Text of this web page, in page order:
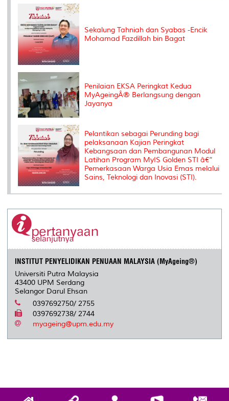
Sekalung Tahniah dan Syabas -Encik
Mohamad Fazdillah bin Bagat
Penilaian EKSA Peringkat Kedua
MyAgeingÂ® Berlangsung dengan
Jayanya
Pelantikan sebagai Perunding bagi
pelaksanaan Kajian Peringkat
Kebangsaan dan Pembangunan Modul
Latihan Program MyIS Golden STI â€“
Pemerkasaan Warga Usia Emas melalui
Sains, Teknologi dan Inovasi (STI).
INSTITUT PENYELIDIKAN PENUAAN MALAYSIA (MyAgeing®)
Universiti Putra Malaysia
43400 UPM Serdang
Selangor Darul Ehsan
0397692750/ 2755
0397692738/ 2744
myageing@upm.edu.my